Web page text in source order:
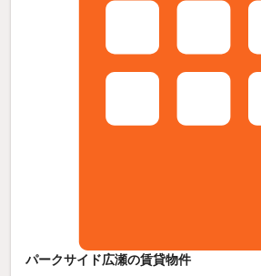
パークサイド広瀬の賃貸物件